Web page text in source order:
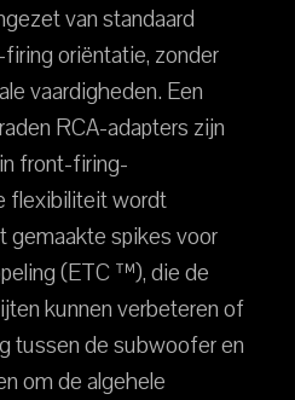
van standaard
oriëntatie, zonder
vaardigheden. Een
RCA-adapters zijn
front-firing-
flexibiliteit wordt
gemaakte spikes voor
(ETC ™), die de
kunnen verbeteren of
tussen de subwoofer en
om de algehele